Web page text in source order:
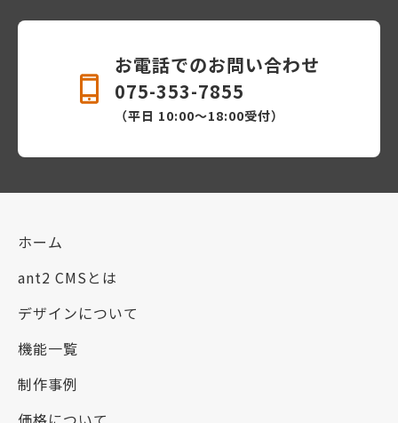
お電話でのお問い合わせ
075-353-7855
（平日 10:00〜18:00受付）
ホーム
ant2 CMSとは
デザインについて
機能一覧
制作事例